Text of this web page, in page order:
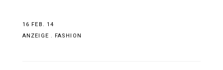
16 FEB. 14
ANZEIGE . FASHION